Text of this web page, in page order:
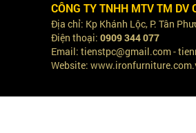
CÔNG TY TNHH MTV TM DV
Địa chỉ: Kp Khánh Lộc, P. Tân
Điện thoại: 0909 344 077
Email: tienstpc@gmail.com -
Website: